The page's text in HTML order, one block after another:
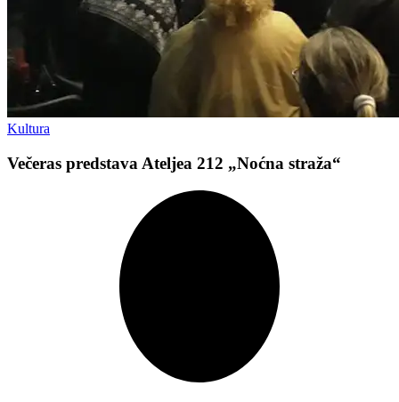
Kultura
Večeras predstava Ateljea 212 „Noćna straža“